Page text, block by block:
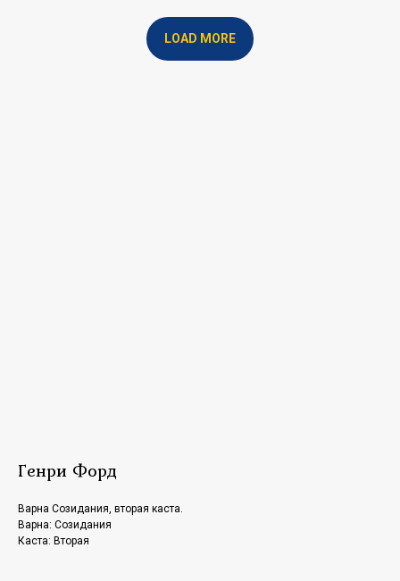
LOAD MORE
Генри Форд
Варна Созидания, вторая каста.
Варна: Созидания
Каста: Вторая